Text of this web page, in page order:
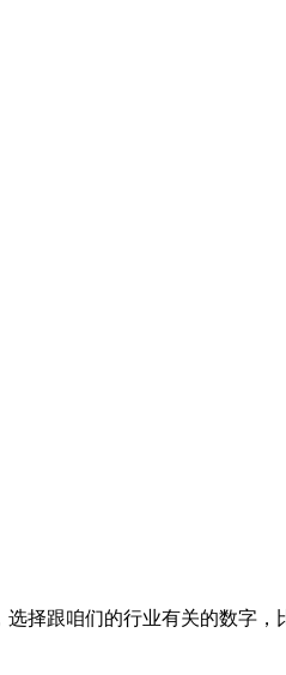
择跟咱们的行业有关的数字